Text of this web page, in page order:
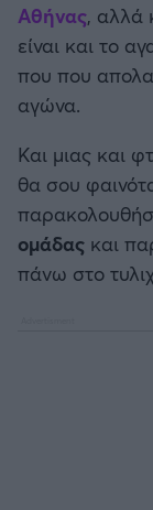
Ρεάλ
Αθήνας, αλλά
είναι και το
που που
αγώνα.
Και μιας και
θα σου
ομάδας και
πάνω στο